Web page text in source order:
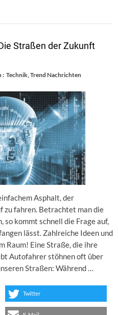
Straßen der Zukunft
: Technik Trend Nachrichten
Asphalt, der
zu fahren. Betrachtet man die
kommt schnell die Frage auf,
lässt. Zahlreiche Ideen und
Raum! Eine Straße, die ihre
Autofahrer stöhnen oft über
Straßen: Während …
Twitter